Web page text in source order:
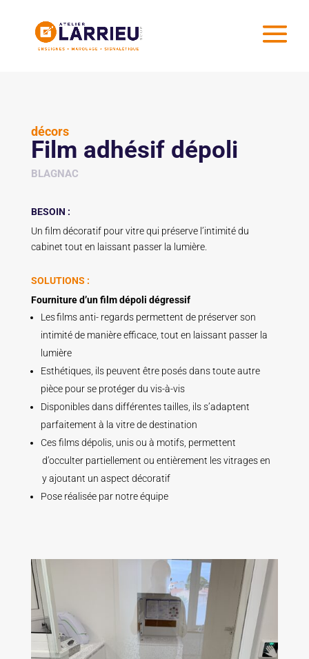
décors
Film adhésif dépoli
BLAGNAC
BESOIN :
Un film décoratif pour vitre qui préserve l’intimité du
cabinet tout en laissant passer la lumière.
SOLUTIONS :
Fourniture d’un film dépoli dégressif
Les films anti- regards permettent de préserver son
intimité de manière efficace, tout en laissant passer la
lumière
Esthétiques, ils peuvent être posés dans toute autre
pièce pour se protéger du vis-à-vis
Disponibles dans différentes tailles, ils s’adaptent
parfaitement à la vitre de destination
Ces films dépolis, unis ou à motifs, permettent
d’occulter partiellement ou entièrement les vitrages en
y ajoutant un aspect décoratif
Pose réalisée par notre équipe